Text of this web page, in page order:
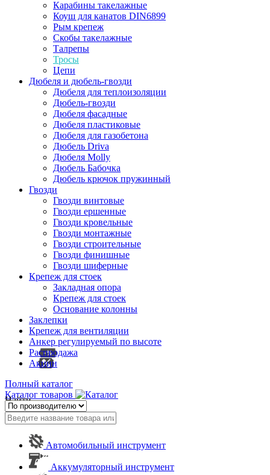
Карабины такелажные
Коуш для канатов DIN6899
Рым крепеж
Скобы такелажные
Талрепы
Тросы
Цепи
Дюбеля и дюбель-гвозди
Дюбеля для теплоизоляции
Дюбель-гвозди
Дюбеля фасадные
Дюбеля пластиковые
Дюбеля для газобетона
Дюбель Driva
Дюбеля Molly
Дюбель Бабочка
Дюбель крючок пружинный
Гвозди
Гвозди винтовые
Гвозди ершенные
Гвозди кровельные
Гвозди монтажные
Гвозди строительные
Гвозди финишные
Гвозди шиферные
Крепеж для стоек
Закладная опора
Крепеж для стоек
Основание колонны
Заклепки
Крепеж для вентиляции
Анкер регулируемый по высоте
Распродажа
Акции
Полный каталог
Каталог товаров
Найти
Автомобильный инструмент
Аккумуляторный инструмент